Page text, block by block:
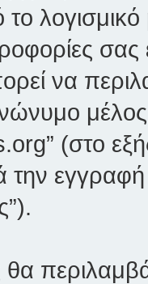
το
να
(στο
εγγραφή